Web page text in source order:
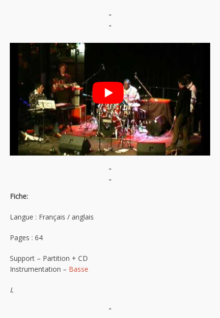
"
"
"
"
Fiche:
Langue : Français / anglais
Pages : 64
Support – Partition + CD
Instrumentation – Basse
L
"